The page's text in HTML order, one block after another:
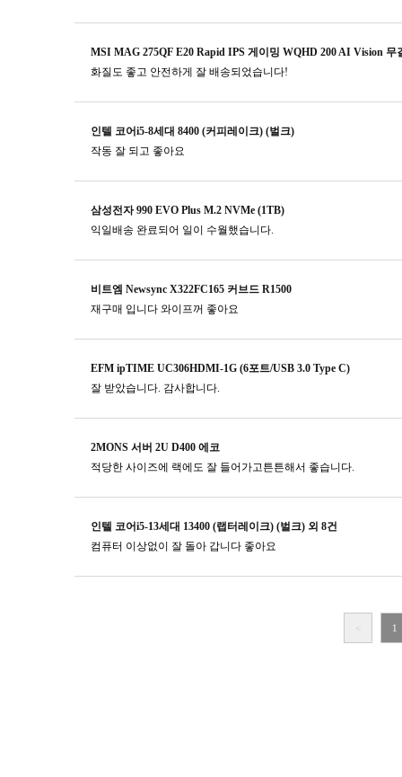
MSI MAG 275QF E20 Rapid IPS 게이밍 WQHD 200 AI Vision 무
화질도 좋고 안전하게 잘 배송되었습니다!
인텔 코어i5-8세대 8400 (커피레이크) (벌크)
작동 잘 되고 좋아요
삼성전자 990 EVO Plus M.2 NVMe (1TB)
익일배송 완료되어 일이 수월했습니다.
비트엠 Newsync X322FC165 커브드 R1500
재구매 입니다 와이프꺼 좋아요
EFM ipTIME UC306HDMI-1G (6포트/USB 3.0 Type C)
잘 받았습니다. 감사합니다.
2MONS 서버 2U D400 에코
적당한 사이즈에 랙에도 잘 들어가고튼튼해서 좋습니다.
인텔 코어i5-13세대 13400 (랩터레이크) (벌크) 외 8건
컴퓨터 이상없이 잘 돌아 갑니다 좋아요
< 1